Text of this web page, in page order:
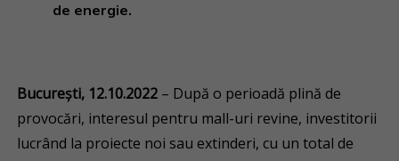
de energie.
București, 12.10.2022 – După o perioadă plină de
provocări, interesul pentru mall-uri revine, investitorii
lucrând la proiecte noi sau extinderi, cu un total de